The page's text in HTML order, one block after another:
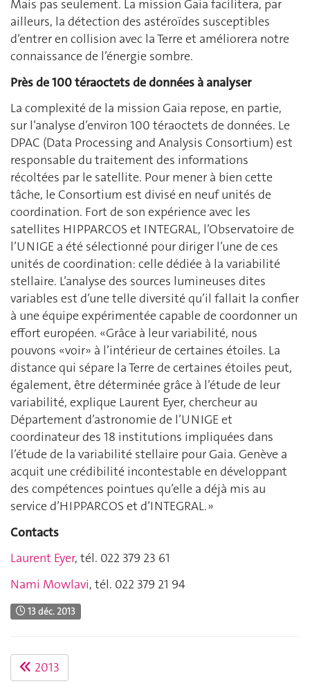
Mais pas seulement. La mission Gaia facilitera, par
ailleurs, la détection des astéroïdes susceptibles
d’entrer en collision avec la Terre et améliorera notre
connaissance de l’énergie sombre.
Près de 100 téraoctets de données à analyser
La complexité de la mission Gaia repose, en partie,
sur l’analyse d’environ 100 téraoctets de données. Le
DPAC (Data Processing and Analysis Consortium) est
responsable du traitement des informations
récoltées par le satellite. Pour mener à bien cette
tâche, le Consortium est divisé en neuf unités de
coordination. Fort de son expérience avec les
satellites HIPPARCOS et INTEGRAL, l’Observatoire de
l’UNIGE a été sélectionné pour diriger l’une de ces
unités de coordination: celle dédiée à la variabilité
stellaire. L’analyse des sources lumineuses dites
variables est d’une telle diversité qu’il fallait la confier
à une équipe expérimentée capable de coordonner un
effort européen. «Grâce à leur variabilité, nous
pouvons «voir» à l’intérieur de certaines étoiles. La
distance qui sépare la Terre de certaines étoiles peut,
également, être déterminée grâce à l’étude de leur
variabilité, explique Laurent Eyer, chercheur au
Département d’astronomie de l’UNIGE et
coordinateur des 18 institutions impliquées dans
l’étude de la variabilité stellaire pour Gaia. Genève a
acquit une crédibilité incontestable en développant
des compétences pointues qu’elle a déjà mis au
service d’HIPPARCOS et d’INTEGRAL. »
Contacts
Laurent Eyer, tél. 022 379 23 61
Nami Mowlavi, tél. 022 379 21 94
13 déc. 2013
2013